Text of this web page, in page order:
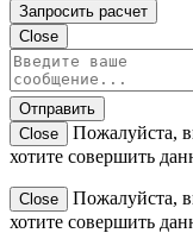
Запросить расчет
Close
Отправить
Close
Пожалуйста,
хотите совершить
Close
Пожалуйста,
хотите совершить